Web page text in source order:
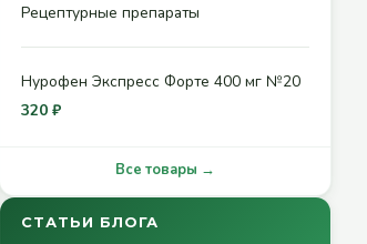
Рецептурные препараты
Нурофен Экспресс Форте 400 мг №20
320 ₽
Все товары →
СТАТЬИ БЛОГА